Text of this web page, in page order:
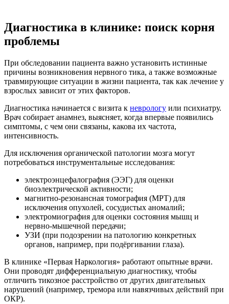
Диагностика в клинике: поиск корня
проблемы
При обследовании пациента важно установить истинные
причины возникновения нервного тика, а также возможные
травмирующие ситуации в жизни пациента, так как лечение у
взрослых зависит от этих факторов.
Диагностика начинается с визита к неврологу или психиатру.
Врач собирает анамнез, выясняет, когда впервые появились
симптомы, с чем они связаны, какова их частота,
интенсивность.
Для исключения органической патологии мозга могут
потребоваться инструментальные исследования:
электроэнцефалография (ЭЭГ) для оценки
биоэлектрической активности;
магнитно-резонансная томография (МРТ) для
исключения опухолей, сосудистых аномалий;
электромиография для оценки состояния мышц и
нервно-мышечной передачи;
УЗИ (при подозрении на патологию конкретных
органов, например, при подёргивании глаза).
В клинике «Первая Наркология» работают опытные врачи.
Они проводят дифференциальную диагностику, чтобы
отличить тикозное расстройство от других двигательных
нарушений (например, тремора или навязчивых действий при
ОКР).